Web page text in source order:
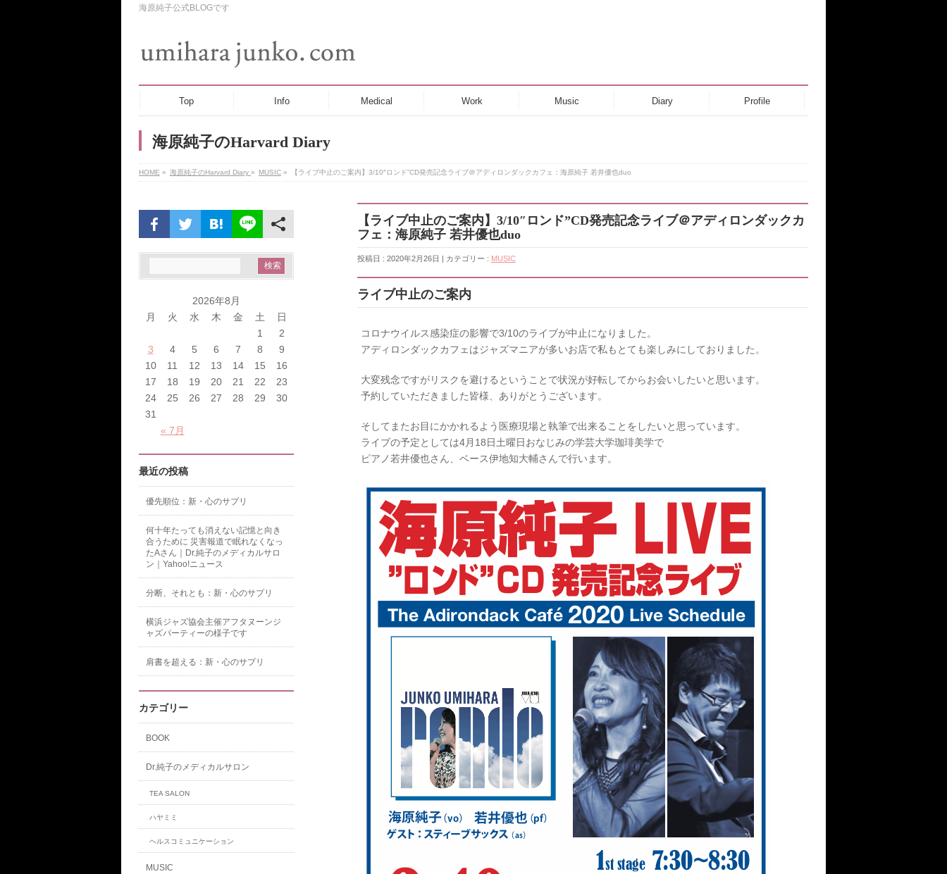
海原純子公式BLOGです
Top Info Medical Work Music Diary Profile
海原純子のHarvard Diary
HOME » 海原純子のHarvard Diary » MUSIC » 【ライブ中止のご案内】3/10″ロンド”CD発売記念ライブ＠アディロンダックカフェ：海原純子 若井優也duo
【ライブ中止のご案内】3/10″ロンド”CD発売記念ライブ＠アディロンダックカ
フェ：海原純子 若井優也duo
投稿日 : 2020年2月26日 | カテゴリー : MUSIC
ライブ中止のご案内
コロナウイルス感染症の影響で3/10のライブが中止になりました。
アディロンダックカフェはジャズマニアが多いお店で私もとても楽しみにしておりました。
大変残念ですがリスクを避けるということで状況が好転してからお会いしたいと思います。
予約していただきました皆様、ありがとうございます。
そしてまたお目にかかれるよう医療現場と執筆で出来ることをしたいと思っています。
ライブの予定としては4月18日土曜日おなじみの学芸大学珈琲美学で
ピアノ若井優也さん、ベース伊地知大輔さんで行います。
2026年8月
月
火 水 木 金 土 日
« 7月
1
2
3
4 5 6 7 8
9
10
11 12 13 14 15
16
17
18 19 20 21 22
23
24
25 26 27 28 29
30
31
最近の投稿
優先順位：新・心のサプリ
何十年たっても消えない記憶と向き
合うために 災害報道で眠れなくなっ
たAさん｜Dr.純子のメディカルサロ
ン｜Yahoo!ニュース
分断、それとも：新・心のサプリ
横浜ジャズ協会主催アフタヌーンジ
ャズパーティーの様子です
肩書を超える：新・心のサプリ
カテゴリー
BOOK
Dr.純子のメディカルサロン
TEA SALON
ハヤミミ
ヘルスコミュニケーション
MUSIC